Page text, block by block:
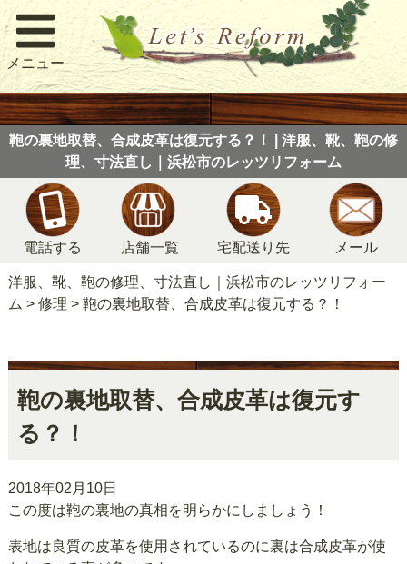
メニュー
鞄の裏地取替、合成皮革は復元する？！ | 洋服、靴、鞄の修
理、寸法直し｜浜松市のレッツリフォーム
電話する 店舗一覧 宅配送り先 メール
洋服、靴、鞄の修理、寸法直し｜浜松市のレッツリフォー
ム > 修理 > 鞄の裏地取替、合成皮革は復元する？！
鞄の裏地取替、合成皮革は復元す
る？！
2018年02月10日
この度は鞄の裏地の真相を明らかにしましょう！
表地は良質の皮革を使用されているのに裏は合成皮革が使